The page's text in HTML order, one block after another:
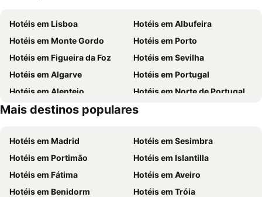
Hotéis em Lisboa
Hotéis em Albufeira
Hotéis em Monte Gordo
Hotéis em Porto
Hotéis em Figueira da Foz
Hotéis em Sevilha
Hotéis em Algarve
Hotéis em Portugal
Hotéis em Alentejo
Hotéis em Norte de Portugal
Hotéis em Madeira
Hotéis em Espanha
Mais destinos populares
Hotéis em Madrid
Hotéis em Sesimbra
Hotéis em Portimão
Hotéis em Islantilla
Hotéis em Fátima
Hotéis em Aveiro
Hotéis em Benidorm
Hotéis em Tróia